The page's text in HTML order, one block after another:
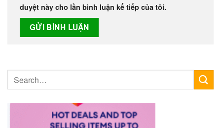
duyệt này cho lần bình luận kế tiếp của tôi.